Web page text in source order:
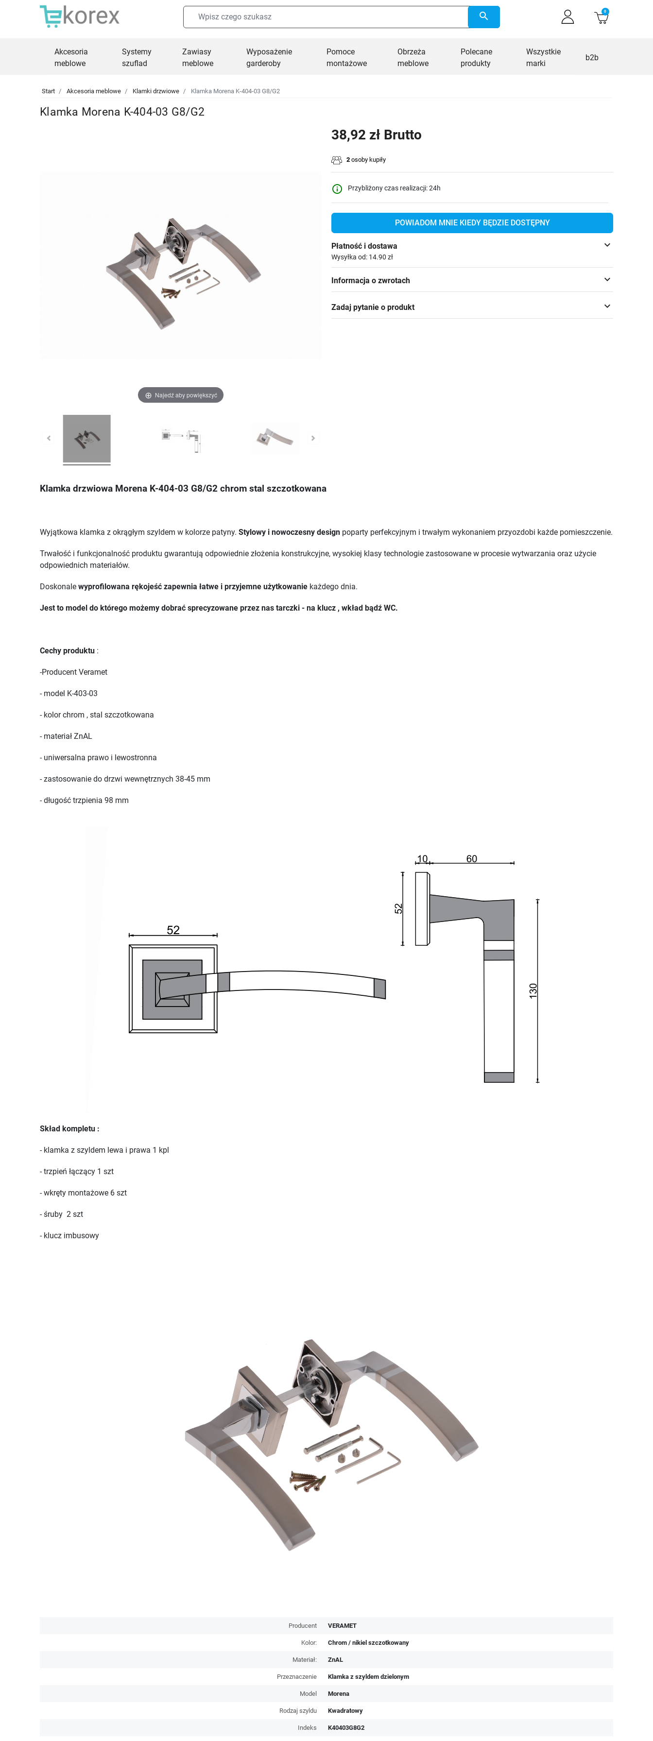
search 0
Akcesoria
meblowe
Systemy
szuflad
Zawiasy
meblowe
Wyposażenie
garderoby
Pomoce
montażowe
Obrzeża
meblowe
Polecane
produkty
Wszystkie
marki
b2b
Start Akcesoria meblowe Klamki drzwiowe Klamka Morena K-404-03 G8/G2
Klamka Morena K-404-03 G8/G2
Najedź aby powiększyć
38,92 zł Brutto
2 osoby kupiły
info_outline Przybliżony czas realizacji: 24h
POWIADOM MNIE KIEDY BĘDZIE DOSTĘPNY
keyboard_arrow_down
Płatność i dostawa
Wysyłka od: 14.90 zł
keyboard_arrow_down
Informacja o zwrotach
keyboard_arrow_down
Zadaj pytanie o produkt
Klamka drzwiowa Morena K-404-03 G8/G2 chrom stal szczotkowana
Wyjątkowa klamka z okrągłym szyldem w kolorze patyny. Stylowy i nowoczesny design poparty perfekcyjnym i trwałym wykonaniem przyozdobi każde pomieszczenie.
Trwałość i funkcjonalność produktu gwarantują odpowiednie złożenia konstrukcyjne, wysokiej klasy technologie zastosowane w procesie wytwarzania oraz użycie
odpowiednich materiałów.
Doskonale wyprofilowana rękojeść zapewnia łatwe i przyjemne użytkowanie każdego dnia.
Jest to model do którego możemy dobrać sprecyzowane przez nas tarczki - na klucz , wkład bądź WC.
Cechy produktu :
-Producent Veramet
- model K-403-03
- kolor chrom , stal szczotkowana
- materiał ZnAL
- uniwersalna prawo i lewostronna
- zastosowanie do drzwi wewnętrznych 38-45 mm
- długość trzpienia 98 mm
Skład kompletu :
- klamka z szyldem lewa i prawa 1 kpl
- trzpień łączący 1 szt
- wkręty montażowe 6 szt
- śruby 2 szt
- klucz imbusowy
Producent VERAMET
Kolor: Chrom / nikiel szczotkowany
Materiał: ZnAL
Przeznaczenie Klamka z szyldem dzielonym
Model Morena
Rodzaj szyldu Kwadratowy
Indeks K40403G8G2